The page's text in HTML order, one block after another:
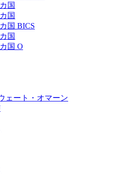
国
国
国 BICS
国
国 O
ェート・オマーン